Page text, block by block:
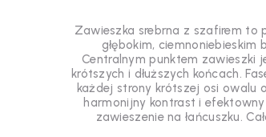
Zawieszka srebrna z szafirem to
głębokim, ciemnoniebieskim
Centralnym punktem zawieszki
krótszych i dłuższych końcach.
każdej strony krótszej osi owalu
harmonijny kontrast i
zawieszenie na łańcuszku.